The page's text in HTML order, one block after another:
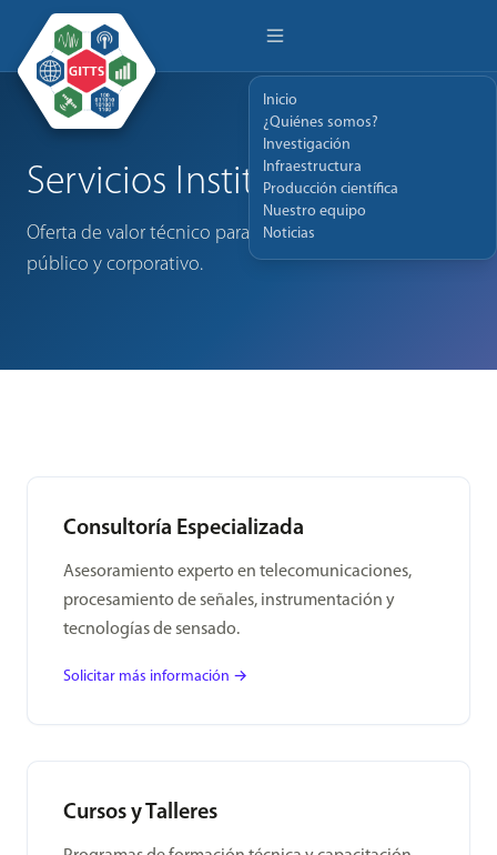
Inicio
¿Quiénes somos?
Investigación
Infraestructura
Producción científica
Nuestro equipo
Noticias
Servicios Institucionales
Oferta de valor técnico para la industria, el sector
público y corporativo.
Consultoría Especializada
Asesoramiento experto en telecomunicaciones,
procesamiento de señales, instrumentación y
tecnologías de sensado.
Solicitar más información →
Cursos y Talleres